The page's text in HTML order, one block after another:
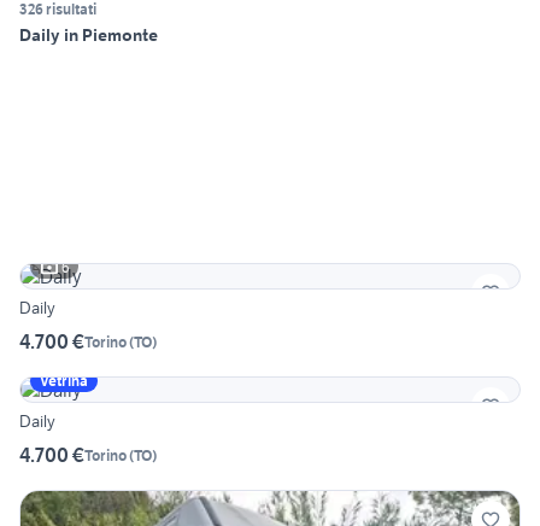
326 risultati
Daily in Piemonte
6
Daily
4.700 €Torino(TO)
Vetrina
Daily
4.700 €Torino(TO)